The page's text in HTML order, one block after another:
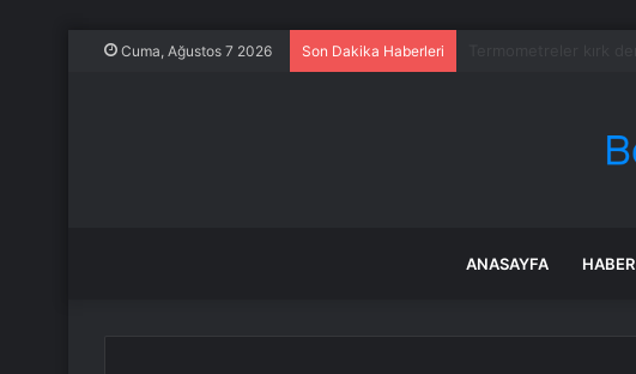
Cuma, Ağustos 7 2026 Son Dakika Haberleri
ANASAYFA HABER